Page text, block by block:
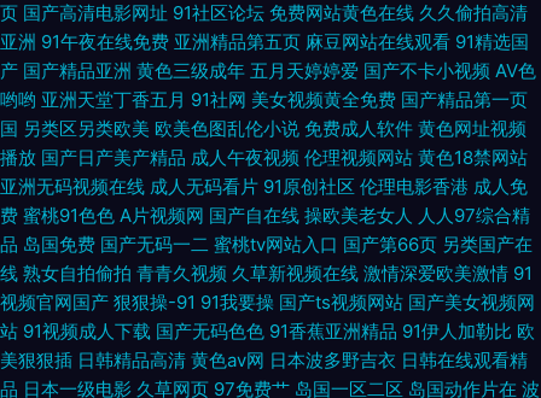
TV少妇 精品国产玖玖影院 日韩三级第一页 国产传媒日韩一区 九九精品九九
欧美成不卡网 久热这里只有 香蕉视频污版下裁 色色97 伊人成人自拍 欧美牛
B叉电影
页 国产高清电影网址 91社区论坛 免费网站黄色在线 久久偷拍高清
亚洲 91午夜在线免费 亚洲精品第五页 麻豆网站在线观看 91精选国
产 国产精品亚洲 黄色三级成年 五月天婷婷爱 国产不卡小视频 AV色
哟哟 亚洲天堂丁香五月 91社网 美女视频黄全免费 国产精品第一页
国 另类区另类欧美 欧美色图乱伦小说 免费成人软件 黄色网址视频
播放 国产日产美产精品 成人午夜视频 伦理视频网站 黄色18禁网站
亚洲无码视频在线 成人无码看片 91原创社区 伦理电影香港 成人免
费 蜜桃91色色 A片视频网 国产自在线 操欧美老女人 人人97综合精
品 岛国免费 国产无码一二 蜜桃tv网站入口 国产第66页 另类国产在
线 熟女自拍偷拍 青青久视频 久草新视频在线 激情深爱欧美激情 91
视频官网国产 狠狠操-91 91我要操 国产ts视频网站 国产美女视频网
站 91视频成人下载 国产无码色色 91香蕉亚洲精品 91伊人加勒比 欧
美狠狠插 日韩精品高清 黄色av网 日本波多野吉衣 日韩在线观看精
品 日本一级电影 久草网页 97免费艹 岛国一区二区 岛国动作片在 波